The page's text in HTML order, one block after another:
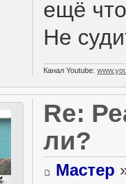
ещё
Не
Канал Youtube:
Re:
ли?
Мастер